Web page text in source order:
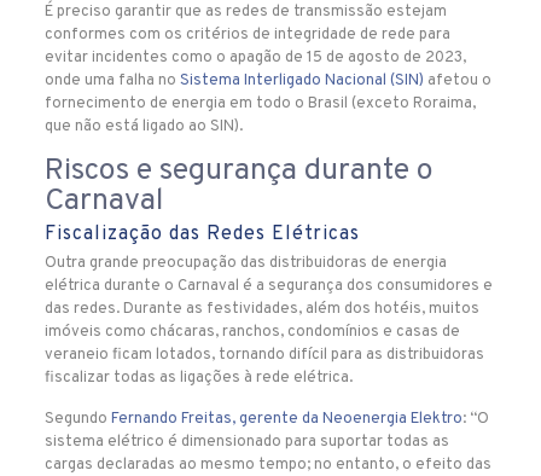
É preciso garantir que as redes de transmissão estejam
conformes com os critérios de integridade de rede para
evitar incidentes como o apagão de 15 de agosto de 2023,
onde uma falha no Sistema Interligado Nacional (SIN) afetou o
fornecimento de energia em todo o Brasil (exceto Roraima,
que não está ligado ao SIN).
Riscos e segurança durante o
Carnaval
Fiscalização das Redes Elétricas
Outra grande preocupação das distribuidoras de energia
elétrica durante o Carnaval é a segurança dos consumidores e
das redes. Durante as festividades, além dos hotéis, muitos
imóveis como chácaras, ranchos, condomínios e casas de
veraneio ficam lotados, tornando difícil para as distribuidoras
fiscalizar todas as ligações à rede elétrica.
Segundo Fernando Freitas, gerente da Neoenergia Elektro: “O
sistema elétrico é dimensionado para suportar todas as
cargas declaradas ao mesmo tempo; no entanto, o efeito das